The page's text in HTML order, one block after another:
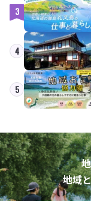
3
4
5
地域